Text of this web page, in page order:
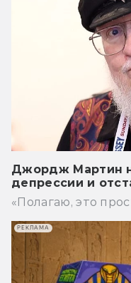
Джордж Мартин
депрессии и
«Полагаю, это
РЕКЛАМА